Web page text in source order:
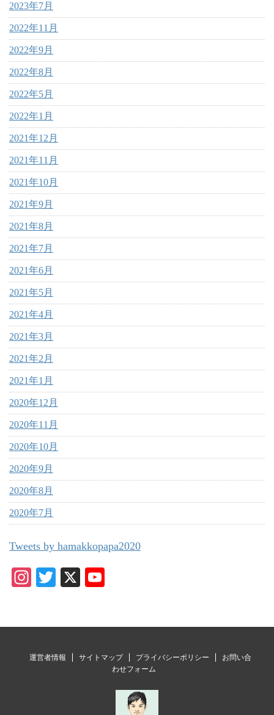
2023年7月
2022年11月
2022年9月
2022年8月
2022年5月
2022年1月
2021年12月
2021年11月
2021年10月
2021年9月
2021年8月
2021年7月
2021年6月
2021年5月
2021年4月
2021年3月
2021年2月
2021年1月
2020年12月
2020年11月
2020年10月
2020年9月
2020年8月
2020年7月
Tweets by hamakkopapa2020
In
m
T
X
e
C
ha
運営者情報 サイトマップ プライバシーポリシー
お問い合
わせフォーム